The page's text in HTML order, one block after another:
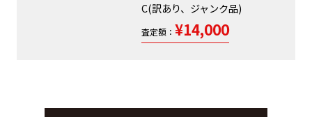
C(訳あり、ジャンク品)
査定額： ¥14,000